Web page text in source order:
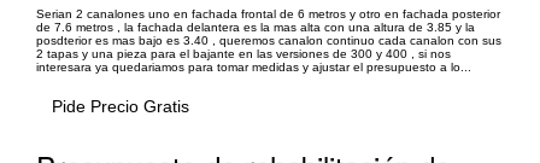
Serian 2 canalones uno en fachada frontal de 6 metros y otro en fachada posterior
de 7.6 metros , la fachada delantera es la mas alta con una altura de 3.85 y la
posdterior es mas bajo es 3.40 , queremos canalon continuo cada canalon con sus
2 tapas y una pieza para el bajante en las versiones de 300 y 400 , si nos
interesara ya quedariamos para tomar medidas y ajustar el presupuesto a lo...
Pide Precio Gratis